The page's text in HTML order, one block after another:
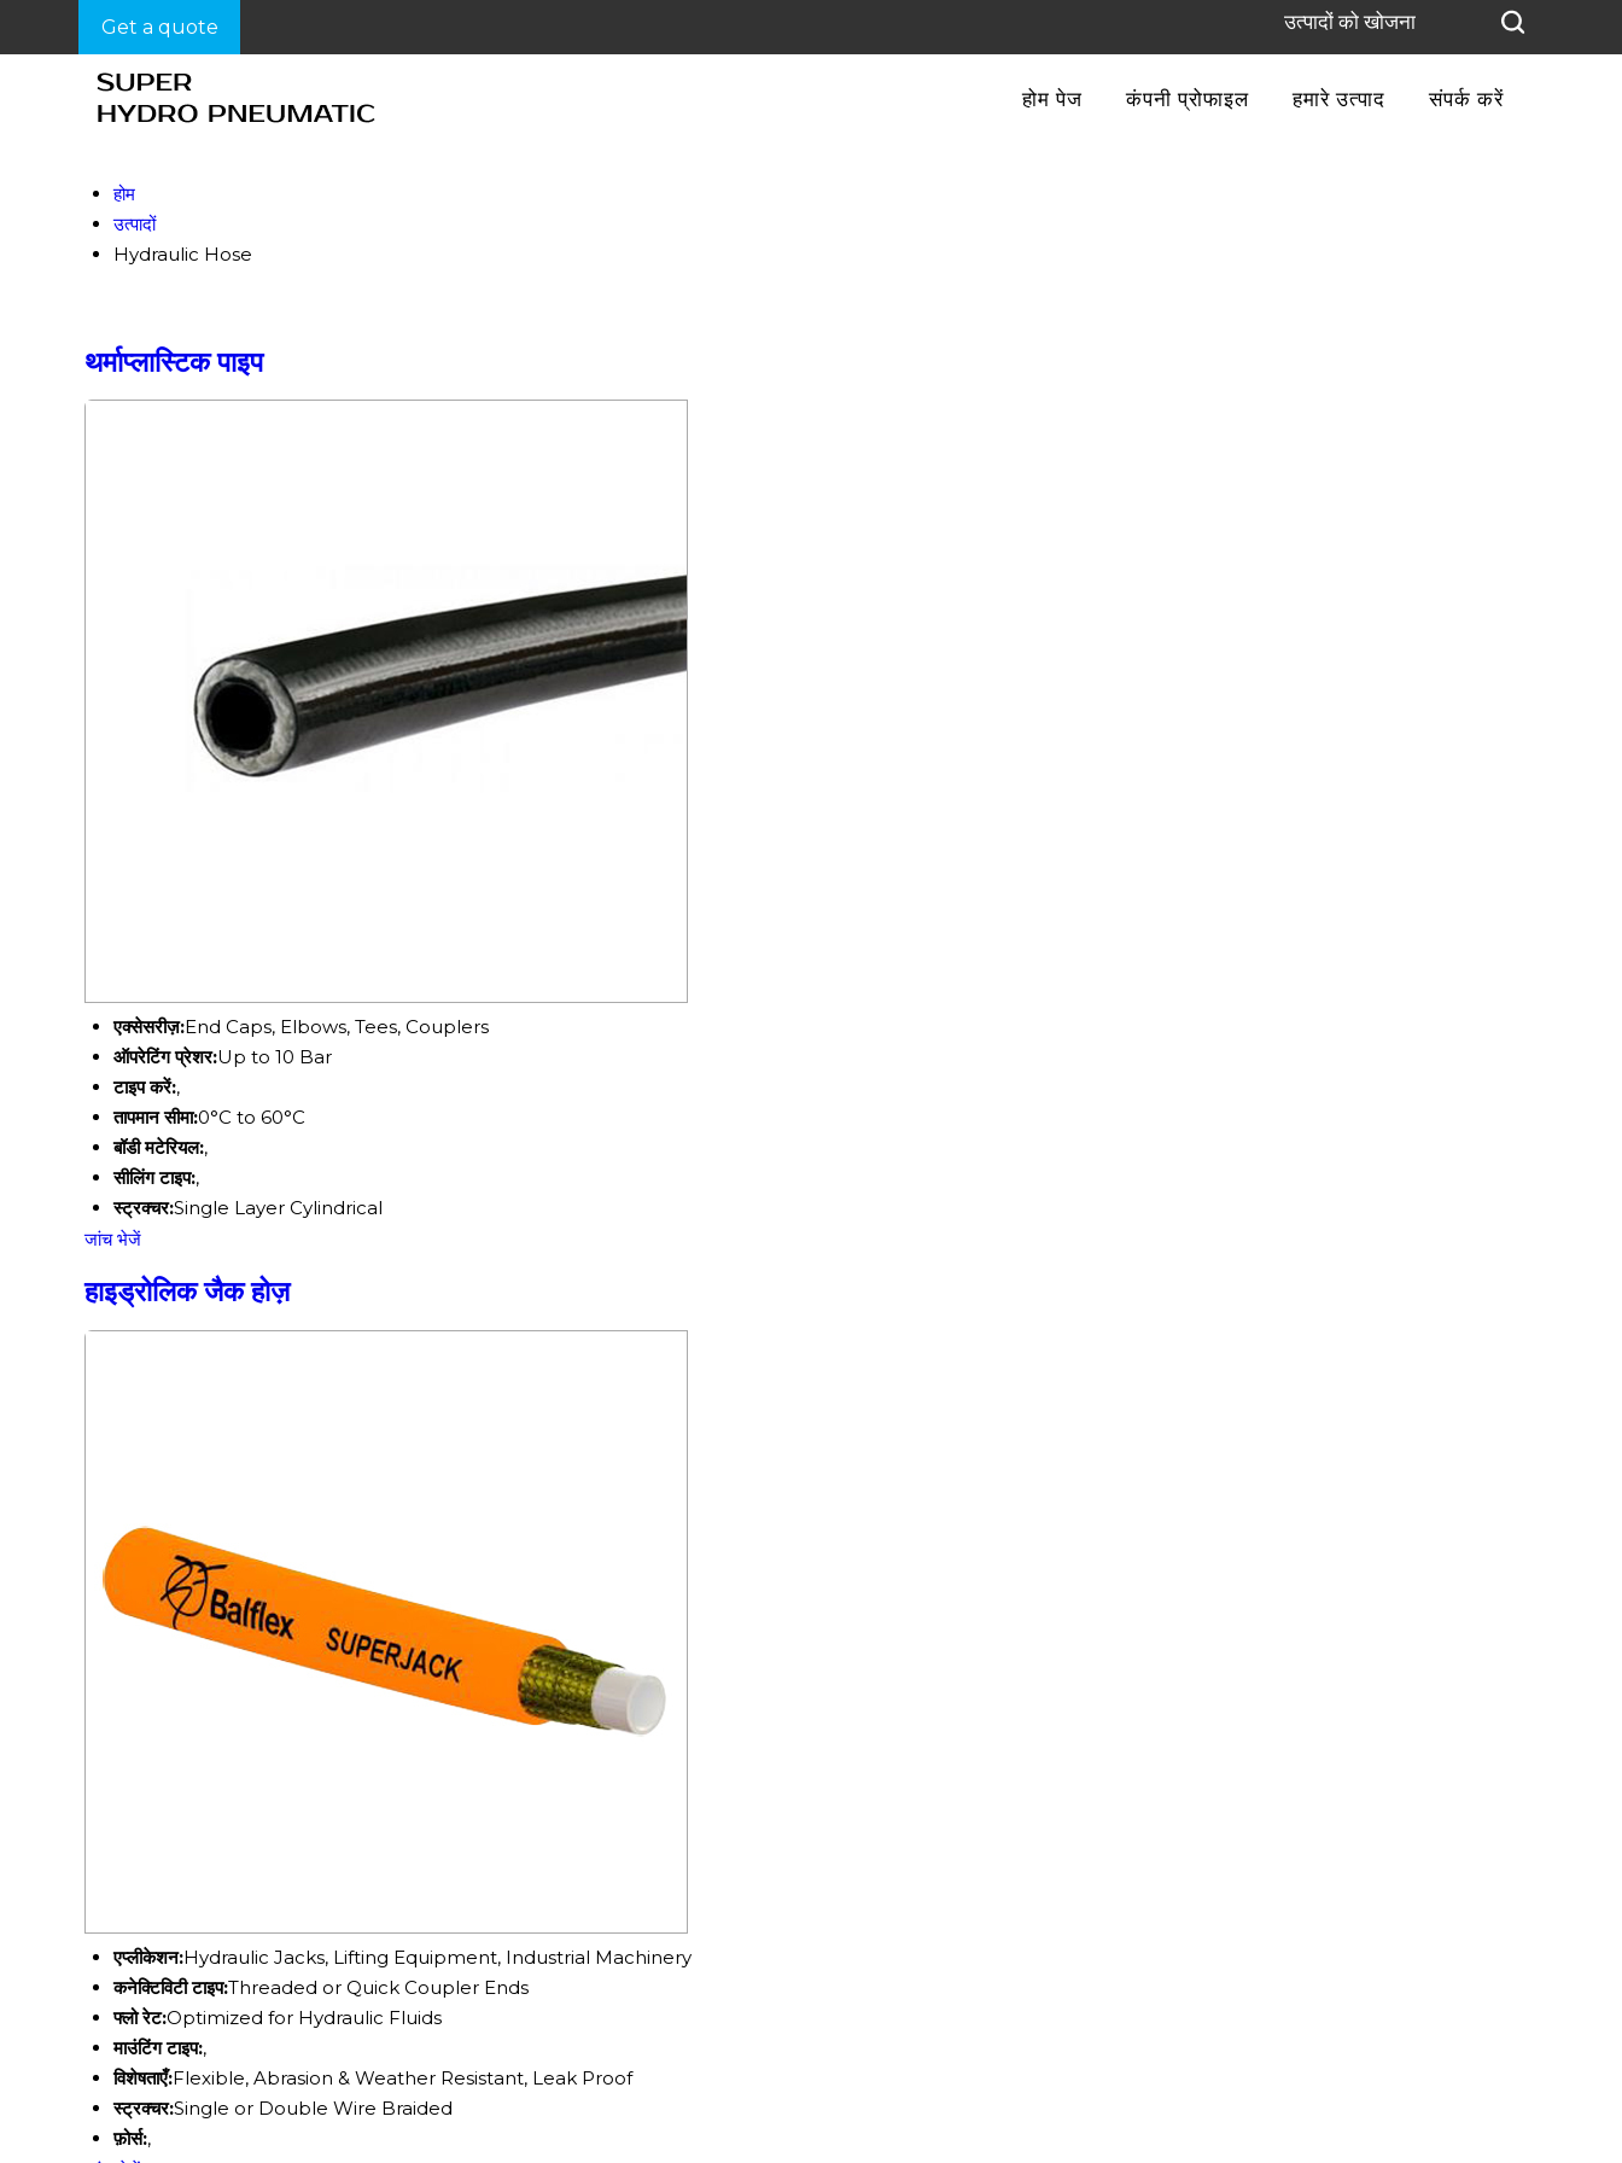
Get a quote
होम पेज कंपनी प्रोफाइल हमारे उत्पाद संपर्क करें
होम
उत्पादों
Hydraulic Hose
थर्माप्लास्टिक पाइप
एक्सेसरीज़:End Caps, Elbows, Tees, Couplers
ऑपरेटिंग प्रेशर:Up to 10 Bar
टाइप करें:,
तापमान सीमा:0°C to 60°C
बॉडी मटेरियल:,
सीलिंग टाइप:,
स्ट्रक्चर:Single Layer Cylindrical
जांच भेजें
हाइड्रोलिक जैक होज़
एप्लीकेशन:Hydraulic Jacks, Lifting Equipment, Industrial Machinery
कनेक्टिविटी टाइप:Threaded or Quick Coupler Ends
फ्लो रेट:Optimized for Hydraulic Fluids
माउंटिंग टाइप:,
विशेषताएँ:Flexible, Abrasion & Weather Resistant, Leak Proof
स्ट्रक्चर:Single or Double Wire Braided
फ़ोर्स:,